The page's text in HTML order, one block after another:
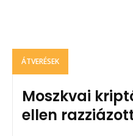
ÁTVERÉSEK
Moszkvai
ellen razziázott